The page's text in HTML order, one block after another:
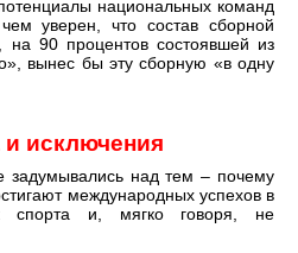
национальных команд
уверен, что состав сборной
90 процентов состоявшей из
вынес бы эту сборную «в одну
исключения
задумывались над тем – почему
международных успехов в
спорта и, мягко говоря, не